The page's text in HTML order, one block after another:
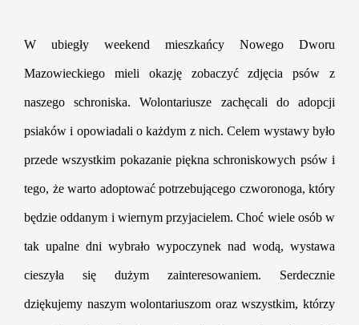
W ubiegły weekend mieszkańcy Nowego Dworu
Mazowieckiego mieli okazję zobaczyć zdjęcia psów z
naszego schroniska. Wolontariusze zachęcali do adopcji
psiaków i opowiadali o każdym z nich. Celem wystawy było
przede wszystkim pokazanie piękna schroniskowych psów i
tego, że warto adoptować potrzebującego czworonoga, który
będzie oddanym i wiernym przyjacielem. Choć wiele osób w
tak upalne dni wybrało wypoczynek nad wodą, wystawa
cieszyła się dużym zainteresowaniem. Serdecznie
dziękujemy naszym wolontariuszom oraz wszystkim, którzy